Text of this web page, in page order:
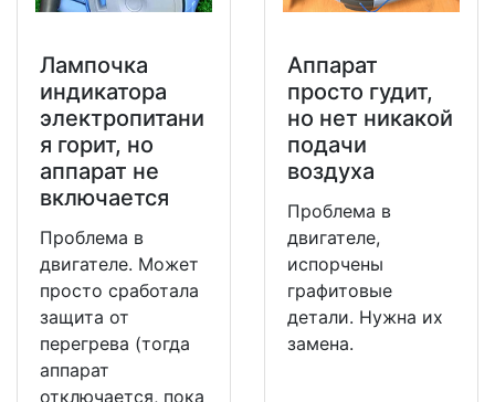
Лампочка
индикатора
электропитани
я горит, но
аппарат не
включается
Проблема в
двигателе. Может
просто сработала
защита от
перегрева (тогда
аппарат
отключается, пока
Аппарат
просто гудит,
но нет никакой
подачи
воздуха
Проблема в
двигателе,
испорчены
графитовые
детали. Нужна их
замена.